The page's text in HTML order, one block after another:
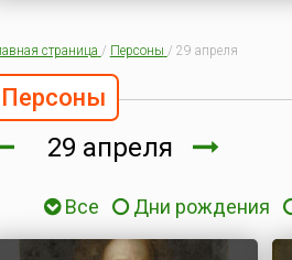
страница / Персоны / 29 апреля
Персоны
29 апреля
Все Дни рождения